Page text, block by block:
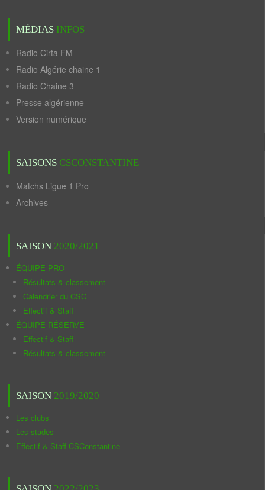
MÉDIAS INFOS
Radio Cirta FM
Radio Algérie chaine 1
Radio Chaine 3
Presse algérienne
Version numérique
SAISONS CSCONSTANTINE
Matchs Ligue 1 Pro
Archives
SAISON 2020/2021
ÉQUIPE PRO
Résultats & classement
Calendrier du CSC
Effectif & Staff
ÉQUIPE RÉSERVE
Effectif & Staff
Résultats & classement
SAISON 2019/2020
Les clubs
Les stades
Effectif & Staff CSConstantine